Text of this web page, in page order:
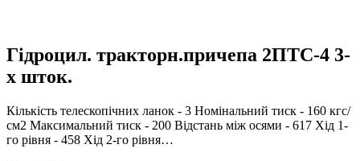
Гідроцил. тракторн.причепа 2ПТС-4 3-
х шток.
Кількість телескопічних ланок - 3 Номінальний тиск - 160 кгс/
см2 Максимальний тиск - 200 Відстань між осями - 617 Хід 1-
го рівня - 458 Хід 2-го рівня…